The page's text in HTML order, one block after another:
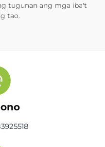
tugunan ang mga iba't
tao.